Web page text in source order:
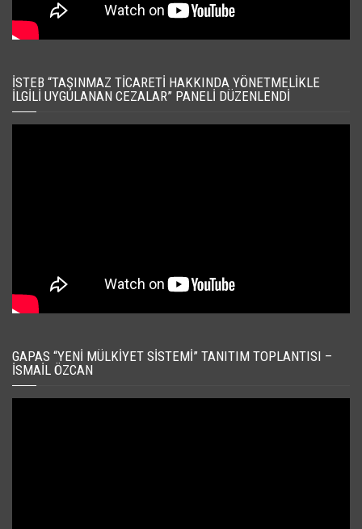
İSTEB “TAŞINMAZ TICARETI HAKKINDA YÖNETMELIKLE
İLGILI UYGULANAN CEZALAR” PANELI DÜZENLENDI
GAPAS “YENI MÜLKIYET SISTEMI” TANITIM TOPLANTISI –
İSMAIL ÖZCAN